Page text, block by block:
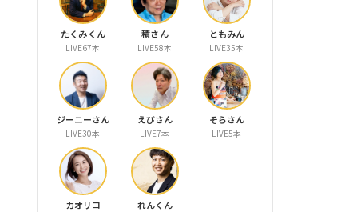
たくみくん
LIVE67本
積さん
LIVE58本
ともみん
LIVE35本
ジーニーさん
LIVE30本
えびさん
LIVE7本
そらさん
LIVE5本
カオリコ れんくん